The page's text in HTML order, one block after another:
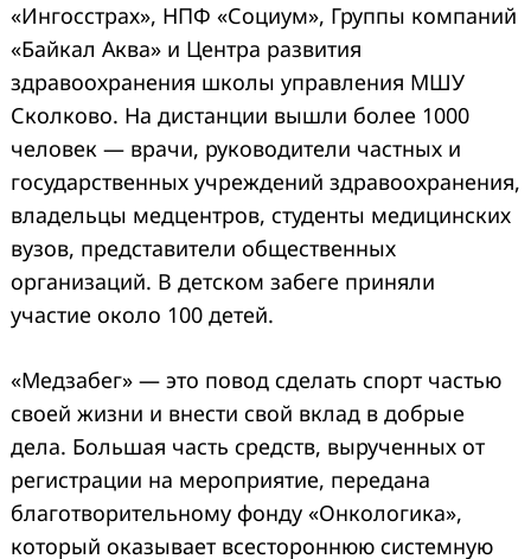
«Ингосстрах», НПФ «Социум», Группы компаний
«Байкал Аква» и Центра развития
здравоохранения школы управления МШУ
Сколково. На дистанции вышли более 1000
человек — врачи, руководители частных и
государственных учреждений здравоохранения,
владельцы медцентров, студенты медицинских
вузов, представители общественных
организаций. В детском забеге приняли
участие около 100 детей.
«Медзабег» — это повод сделать спорт частью
своей жизни и внести свой вклад в добрые
дела. Большая часть средств, вырученных от
регистрации на мероприятие, передана
благотворительному фонду «Онкологика»,
который оказывает всестороннюю системную